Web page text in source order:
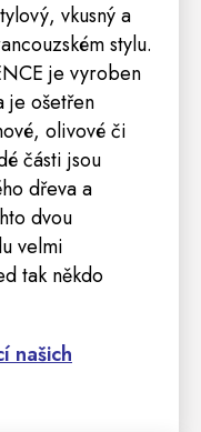
vkusný a
stylu.
je vyroben
je ošetřen
olivové či
části jsou
dřeva a
dvou
velmi
tak někdo
našich